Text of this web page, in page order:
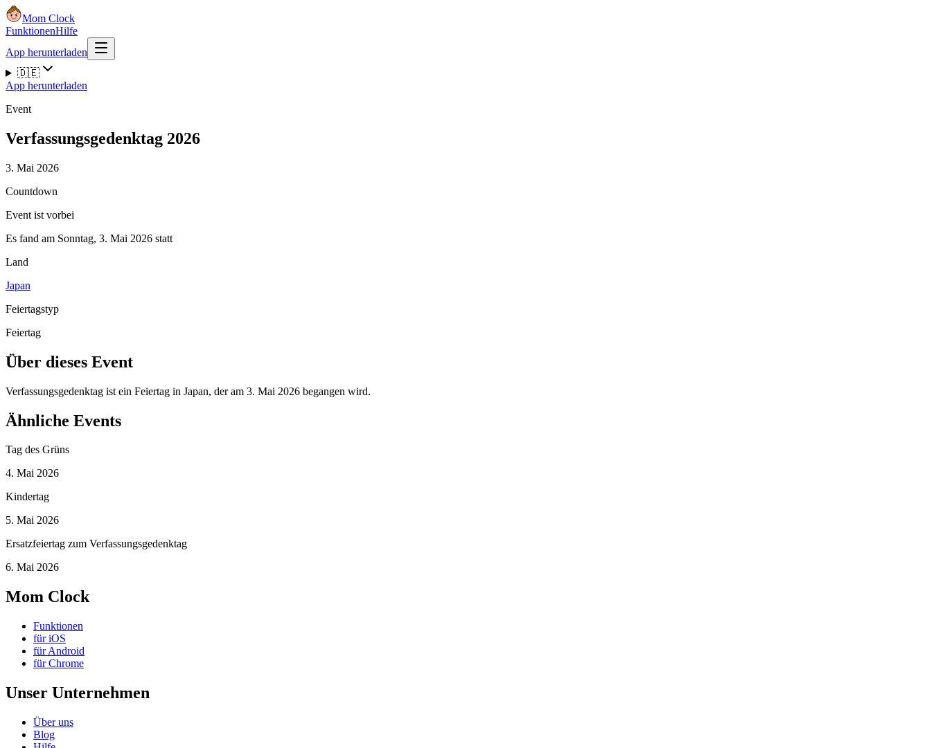
Mom Clock
FunktionenHilfe
App herunterladen
🇩🇪
App herunterladen
Event
Verfassungsgedenktag 2026
3. Mai 2026
Countdown
Event ist vorbei
Es fand am Sonntag, 3. Mai 2026 statt
Land
Japan
Feiertagstyp
Feiertag
Über dieses Event
Verfassungsgedenktag ist ein Feiertag in Japan, der am 3. Mai 2026 begangen wird.
Ähnliche Events
Tag des Grüns
4. Mai 2026
Kindertag
5. Mai 2026
Ersatzfeiertag zum Verfassungsgedenktag
6. Mai 2026
Mom Clock
Funktionen
für iOS
für Android
für Chrome
Unser Unternehmen
Über uns
Blog